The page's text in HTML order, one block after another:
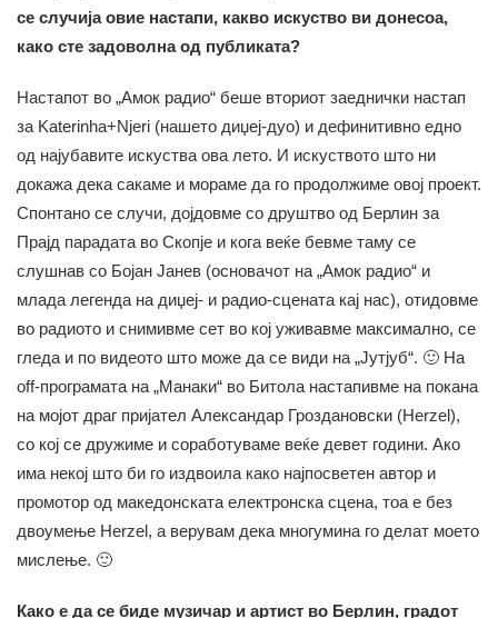
се случија овие настапи, какво искуство ви донесоа,
како сте задоволна од публиката?
Настапот во „Амок радио“ беше вториот заеднички настап
за Katerinha+Njeri (нашето диџеј-дуо) и дефинитивно едно
од најубавите искуства ова лето. И искуството што ни
докажа дека сакаме и мораме да го продолжиме овој проект.
Спонтано се случи, дојдовме со друштво од Берлин за
Прајд парадата во Скопје и кога веќе бевме таму се
слушнав со Бојан Јанев (основачот на „Амок радио“ и
млада легенда на диџеј- и радио-сцената кај нас), отидовме
во радиото и снимивме сет во кој уживавме максимално, се
гледа и по видеото што може да се види на „Јутјуб“. 🙂 На
off-програмата на „Манаки“ во Битола настапивме на покана
на мојот драг пријател Александар Гроздановски (Herzel),
со кој се дружиме и соработуваме веќе девет години. Ако
има некој што би го издвоила како најпосветен автор и
промотор од македонската електронска сцена, тоа е без
двоумење Herzel, а верувам дека многумина го делат моето
мислење. 🙂
Како е да се биде музичар и артист во Берлин, градот